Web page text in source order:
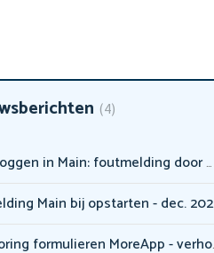
4
in Main: foutmelding door Windows-certificaat
Main bij opstarten - dec. 2024
formulieren MoreApp - verholpen